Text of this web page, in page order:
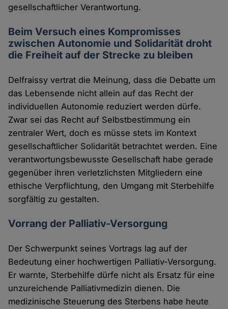
gesellschaftlicher Verantwortung.
Beim Versuch eines Kompromisses
zwischen Autonomie und Solidarität droht
die Freiheit auf der Strecke zu bleiben
Delfraissy vertrat die Meinung, dass die Debatte um
das Lebensende nicht allein auf das Recht der
individuellen Autonomie reduziert werden dürfe.
Zwar sei das Recht auf Selbstbestimmung ein
zentraler Wert, doch es müsse stets im Kontext
gesellschaftlicher Solidarität betrachtet werden. Eine
verantwortungsbewusste Gesellschaft habe gerade
gegenüber ihren verletzlichsten Mitgliedern eine
ethische Verpflichtung, den Umgang mit Sterbehilfe
sorgfältig zu gestalten.
Vorrang der Palliativ-Versorgung
Der Schwerpunkt seines Vortrags lag auf der
Bedeutung einer hochwertigen Palliativ-Versorgung.
Er warnte, Sterbehilfe dürfe nicht als Ersatz für eine
unzureichende Palliativmedizin dienen. Die
medizinische Steuerung des Sterbens habe heute